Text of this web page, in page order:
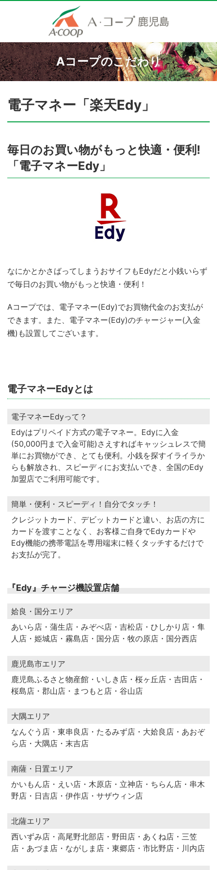
Aコープのこだわり
電子マネー「楽天Edy」
毎日のお買い物がもっと快適・便利!
「電子マネーEdy」
なにかとかさばってしまうおサイフもEdyだと小銭いらず
で毎日のお買い物がもっと快適・便利！
Aコープでは、電子マネー(Edy)でお買物代金のお支払が
できます。また、電子マネー(Edy)のチャージャー(入金
機)も設置してございます。
電子マネーEdyとは
電子マネーEdyって？
Edyはプリペイド方式の電子マネー。Edyに入金
(50,000円まで入金可能)さえすればキャッシュレスで簡
単にお買物ができ、とても便利。小銭を探すイライラか
らも解放され、スピーディにお支払いでき、全国のEdy
加盟店でご利用可能です。
簡単・便利・スピーディ！自分でタッチ！
クレジットカード、デビットカードと違い、お店の方に
カードを渡すことなく、お客様ご自身でEdyカードや
Edy機能の携帯電話を専用端末に軽くタッチするだけで
お支払が完了。
『Edy』チャージ機設置店舗
姶良・国分エリア
あいら店・蒲生店・みぞべ店・吉松店・ひしかり店・隼
人店・姫城店・霧島店・国分店・牧の原店・国分西店
鹿児島市エリア
鹿児島ふるさと物産館・いしき店・桜ヶ丘店・吉田店・
桜島店・郡山店・まつもと店・谷山店
大隅エリア
なんぐう店・東串良店・たるみず店・大姶良店・あおぞ
ら店・大隅店・末吉店
南薩・日置エリア
かいもん店・えい店・木原店・立神店・ちらん店・串木
野店・日吉店・伊作店・サザウィン店
北薩エリア
西いずみ店・高尾野北部店・野田店・あくね店・三笠
店・あづま店・ながしま店・東郷店・市比野店・川内店